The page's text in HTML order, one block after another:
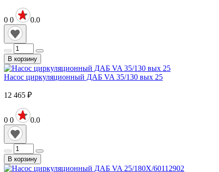
0 0 0.0
В корзину
Насос циркуляционный ДАБ VA 35/130 вых 25
12 465 ₽
0 0 0.0
В корзину